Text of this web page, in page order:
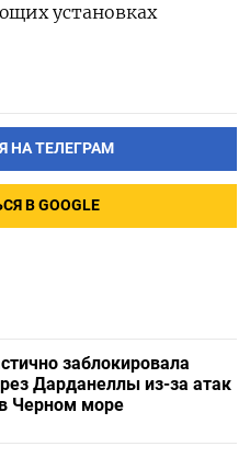
установках
НА ТЕЛЕГРАМ
В GOOGLE
заблокировала
Дарданеллы из-за атак
Черном море